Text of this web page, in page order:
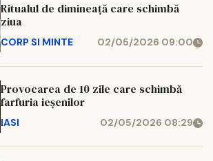
Ritualul de dimineață care schimbă
ziua
CORP SI MINTE 02/05/2026 09:00
Provocarea de 10 zile care schimbă
farfuria ieșenilor
IASI 02/05/2026 08:29